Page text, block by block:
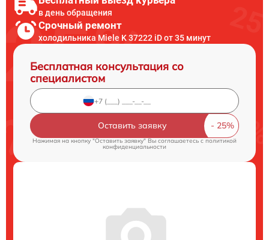
в день обращения
Срочный ремонт
холодильника Miele K 37222 iD от 35 минут
Бесплатная консультация со
специалистом
Оставить заявку
Нажимая на кнопку "Оставить заявку" Вы соглашаетесь cполитикой
конфиденциальности